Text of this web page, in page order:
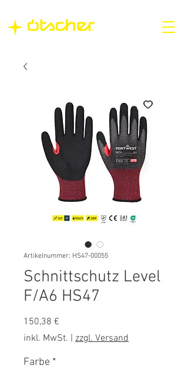
Artikelnummer: HS47-00055
Schnittschutz Level
F/A6 HS47
150,38 €
inkl. MwSt.
zzgl. Versand
Farbe *